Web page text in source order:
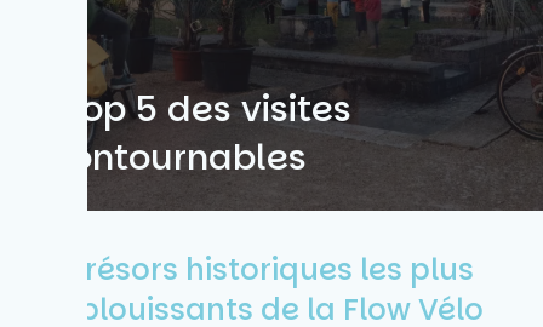
Le top 5 des visites
incontournables
Trésors historiques les plus
éblouissants de la Flow Vélo